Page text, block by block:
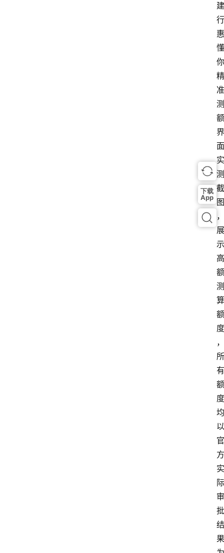
建
行
惠
懂
你
精
准
测
额
界
面
实
测
截
图
，
展
示
高
额
测
算
额
度
，
所
有
额
度
均
以
官
方
实
际
审
批
结
果
下载
App